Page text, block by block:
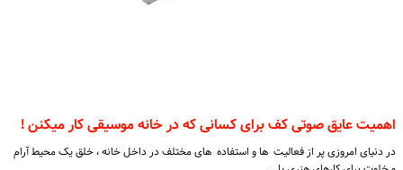
اهمیت عایق صوتی کف برای کسانی که در خانه موسیقی کار میکنن !
در دنیای امروزی پر از فعالیت ‌ ها و استفاده ‌ های مختلف در داخل خانه ، خلق یک محیط آرام